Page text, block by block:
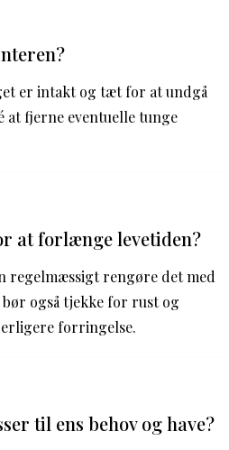
er intakt og tæt for at undgå
at fjerne eventuelle tunge
at forlænge levetiden?
regelmæssigt rengøre det med
også tjekke for rust og
forringelse.
til ens behov og have?